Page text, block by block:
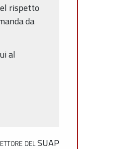
rispetto
da
al
del SUAP